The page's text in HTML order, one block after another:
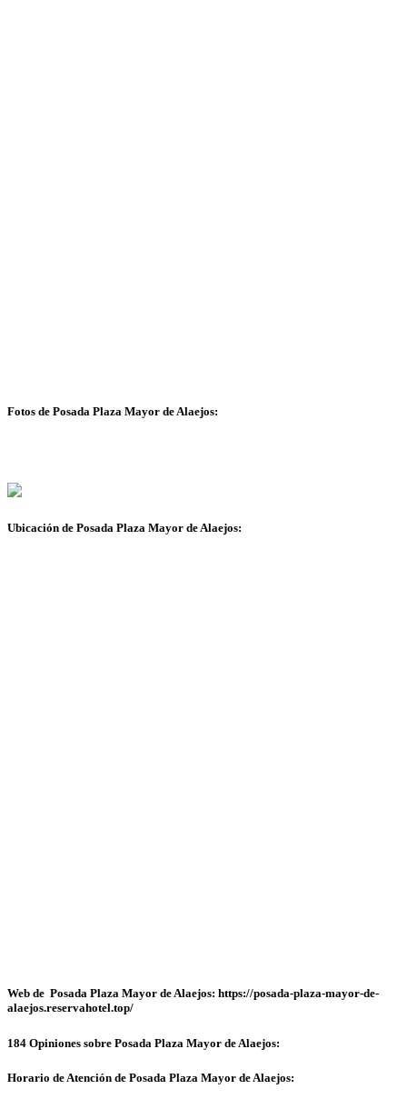
Fotos de Posada Plaza Mayor de Alaejos:
Ubicación de Posada Plaza Mayor de Alaejos:
Web de Posada Plaza Mayor de Alaejos: https://posada-plaza-mayor-de-
alaejos.reservahotel.top/
184 Opiniones sobre Posada Plaza Mayor de Alaejos:
Horario de Atención de Posada Plaza Mayor de Alaejos: